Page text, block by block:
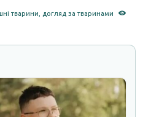
тварини,догляд за тваринами